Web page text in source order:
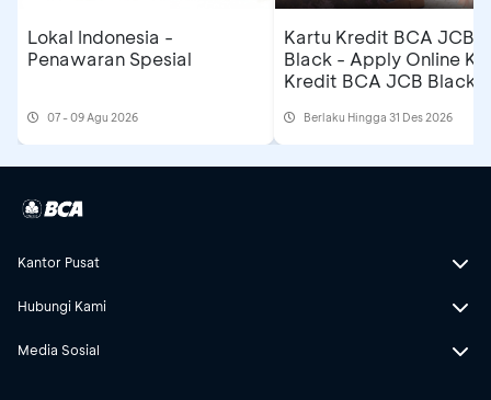
Lokal Indonesia -
Penawaran Spesial
07 - 09 Agu 2026
Kartu Kredit BCA JCB
Black - Apply Online
Kredit BCA JCB Black
Rp500 Ribu
Berlaku Hingga 31 Des 2026
Kantor Pusat
Hubungi Kami
Media Sosial